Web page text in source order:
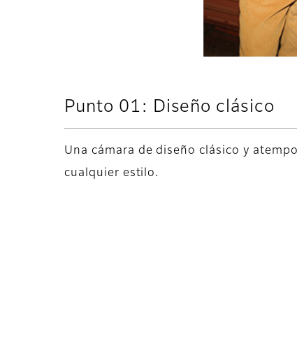
Punto 01: Diseño clásico
Una cámara de diseño clásico y
cualquier estilo.